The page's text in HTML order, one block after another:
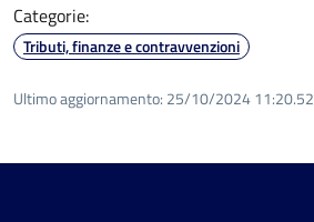
Categorie:
Tributi, finanze e contravvenzioni
Ultimo aggiornamento: 25/10/2024 11:20.52